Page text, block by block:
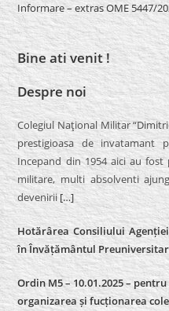
Informare – extras OME 5447/
Bine ati venit !
Despre noi
Colegiul Naţional Militar
prestigioasa de invatamant
Incepand din 1954 aici au
militare, multi absolventi
devenirii […]
Hotărârea Consiliului
în Învățământul Preuniversitar
Ordin M5 – 10.01.2025 –
organizarea și fucționarea